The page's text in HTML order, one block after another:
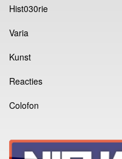
Hist030rie
Varia
Kunst
Reacties
Colofon